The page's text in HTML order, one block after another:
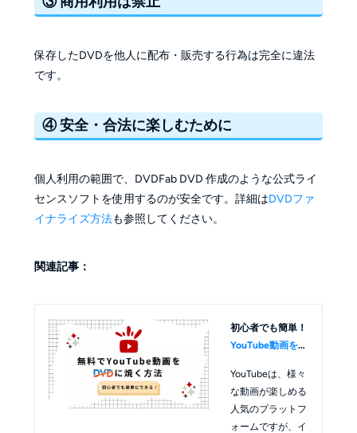
保存したDVDを他人に配布・販売する行為は完全に違法
です。
④ 安全・合法に楽しむために
個人利用の範囲で、DVDFab DVD 作成のような公式ライ
センスソフトを使用するのが安全です。詳細はDVDファ
イナライズ方法も参照してください。
関連記事：
初心者でも簡単！
YouTube動画を
【無料ソフトおす
すめ＆完全ガイ
ド】
YouTubeは、様々
な動画が楽しめる
人気のプラットフ
ォームですが、イ